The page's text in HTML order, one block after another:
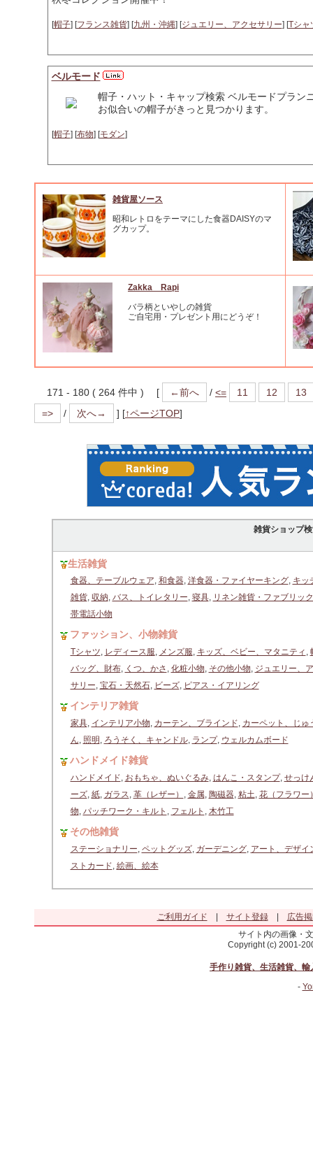
[帽子] [フランス雑貨] [九州・沖縄] [ジュエリー、アクセサリー] [Tシャ
ベルモード
帽子・ハット・キャップ検索 ベルモードプラン
お似合いの帽子がきっと見つかります。
[帽子] [布物] [モダン]
雑貨屋ソース
昭和レトロをテーマにした食器DAISYのマ
グカップ。
Zakka Rapi
バラ柄といやしの雑貨
ご自宅用・プレゼント用にどうぞ！
171 - 180 ( 264 件中 ) [ ←前へ / <= 11 12
13
=>
/ 次へ→ ] [↑ページTOP]
雑貨ショップ
生活雑貨
食器、テーブルウェア, 和食器, 洋食器・ファイヤーキング, キッ
雑貨, 収納, バス、トイレタリー, 寝具, リネン雑貨・ファブリック
帯電話小物
ファッション、小物雑貨
Tシャツ, レディース服, メンズ服, キッズ、ベビー、マタニティ ,
バッグ、財布, くつ、かさ , 化粧小物, その他小物, ジュエリー、
サリー, 宝石・天然石, ビーズ, ピアス・イアリング
インテリア雑貨
家具, インテリア小物, カーテン、ブラインド, カーペット、じゅ
ん, 照明 , ろうそく、キャンドル, ランプ, ウェルカムボード
ハンドメイド雑貨
ハンドメイド, おもちゃ、ぬいぐるみ, はんこ・スタンプ, せっけ
ーズ, 紙, ガラス, 革（レザー） , 金属, 陶磁器, 粘土, 花（フラワー
物, パッチワーク・キルト , フェルト , 木竹工
その他雑貨
ステーショナリー, ペットグッズ, ガーデニング, アート、デザイ
ストカード, 絵画、絵本
ご利用ガイド サイト登録|
広告
サイト内の画像・
Copyright (c) 2001-
手作り雑貨、生活雑貨、
-